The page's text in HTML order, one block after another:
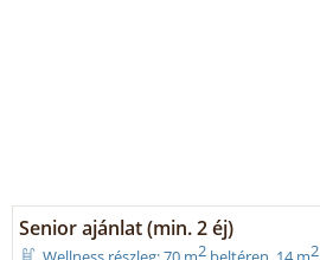
Senior ajánlat (min. 2 éj)
2 2